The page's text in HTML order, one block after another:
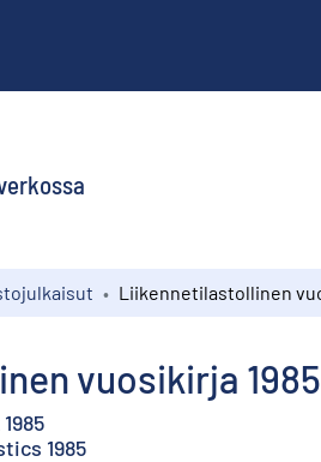
vuosikirja 1985
1985